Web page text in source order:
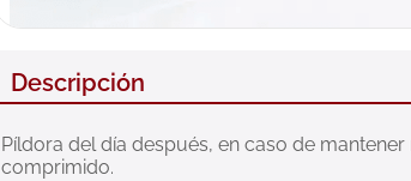
Descripción
Píldora del día después, en caso de
comprimido.